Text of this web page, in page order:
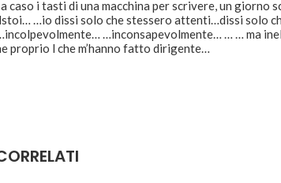
caso i tasti di una macchina per scrivere, un giorno
…io dissi solo che stessero attenti…dissi solo
…inconsapevolmente… … … ma
proprio l che m’hanno fatto dirigente…